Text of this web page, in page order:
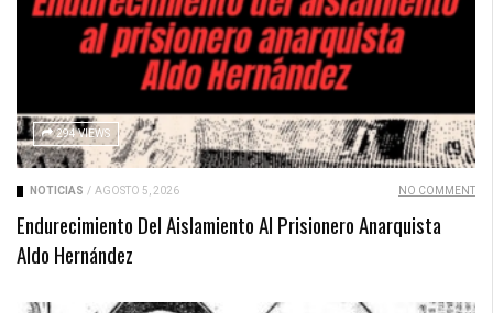
294 VIEWS
NOTICIAS / AGOSTO 5, 2026 NO COMMENT
Endurecimiento Del Aislamiento Al Prisionero Anarquista
Aldo Hernández